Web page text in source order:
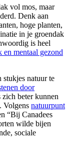
vol mos, maar
Denk aan
hoge planten,
in je groendak
is heel
en mentaal gezond
natuur te
door
zich beter kunnen
Volgens natuurpunt
“Bij Canadees
wilde bijen
sociale